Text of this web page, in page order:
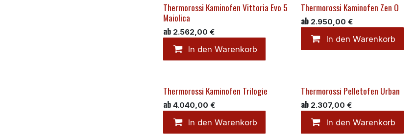
Thermorossi Kaminofen Vittoria Evo 5
Maiolica
ab 2.562,00 €
In den Warenkorb
Thermorossi Kaminofen Zen O
ab 2.950,00 €
In den Warenkorb
Thermorossi Kaminofen Trilogie
ab 4.040,00 €
In den Warenkorb
Thermorossi Pelletofen Urban
ab 2.307,00 €
In den Warenkorb